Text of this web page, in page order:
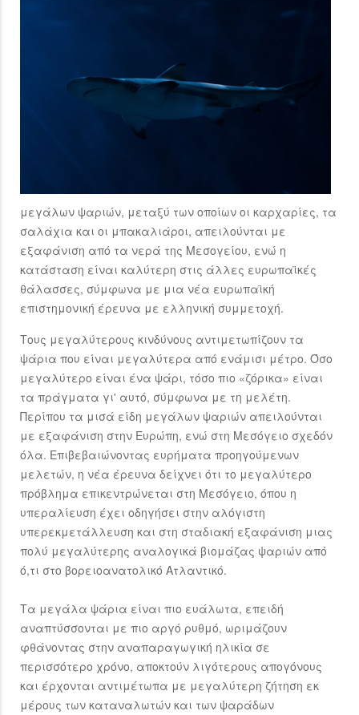
μεγάλων ψαριών, μεταξύ των οποίων οι καρχαρίες, τα
σαλάχια και οι μπακαλιάροι, απειλούνται με
εξαφάνιση από τα νερά της Μεσογείου, ενώ η
κατάσταση είναι καλύτερη στις άλλες ευρωπαϊκές
θάλασσες, σύμφωνα με μια νέα ευρωπαϊκή
επιστημονική έρευνα με ελληνική συμμετοχή.
Τους μεγαλύτερους κινδύνους αντιμετωπίζουν τα
ψάρια που είναι μεγαλύτερα από ενάμισι μέτρο. Όσο
μεγαλύτερο είναι ένα ψάρι, τόσο πιο «ζόρικα» είναι
τα πράγματα γι' αυτό, σύμφωνα με τη μελέτη.
Περίπου τα μισά είδη μεγάλων ψαριών απειλούνται
με εξαφάνιση στην Ευρώπη, ενώ στη Μεσόγειο σχεδόν
όλα. Επιβεβαιώνοντας ευρήματα προηγούμενων
μελετών, η νέα έρευνα δείχνει ότι το μεγαλύτερο
πρόβλημα επικεντρώνεται στη Μεσόγειο, όπου η
υπεραλίευση έχει οδηγήσει στην αλόγιστη
υπερεκμετάλλευση και στη σταδιακή εξαφάνιση μιας
πολύ μεγαλύτερης αναλογικά βιομάζας ψαριών από
ό,τι στο βορειοανατολικό Ατλαντικό.
Τα μεγάλα ψάρια είναι πιο ευάλωτα, επειδή
αναπτύσσονται με πιο αργό ρυθμό, ωριμάζουν
φθάνοντας στην αναπαραγωγική ηλικία σε
περισσότερο χρόνο, αποκτούν λιγότερους απογόνους
και έρχονται αντιμέτωπα με μεγαλύτερη ζήτηση εκ
μέρους των καταναλωτών και των ψαράδων